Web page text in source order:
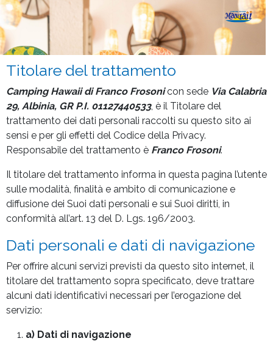
Titolare del trattamento
Camping Hawaii di Franco Frosonicon sede Via Calabria
29, Albinia, GR P.I. 01127440533, è il Titolare del
trattamento dei dati personali raccolti su questo sito ai
sensi e per gli effetti del Codice della Privacy.
Responsabile del trattamento è Franco Frosoni.
Il titolare del trattamento informa in questa pagina l’utente
sulle modalità, finalità e ambito di comunicazione e
diffusione dei Suoi dati personali e sui Suoi diritti, in
conformità all’art. 13 del D. Lgs. 196/2003.
Dati personali e dati di navigazione
Per offrire alcuni servizi previsti da questo sito internet, il
titolare del trattamento sopra specificato, deve trattare
alcuni dati identificativi necessari per l’erogazione del
servizio:
a) Dati di navigazione